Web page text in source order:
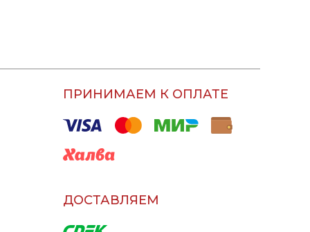
ПРИНИМАЕМ К ОПЛАТЕ
ДОСТАВЛЯЕМ